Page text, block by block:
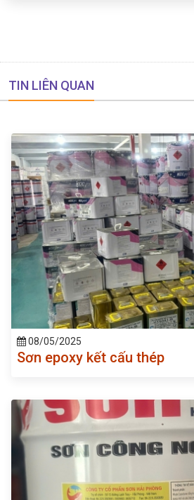
TIN LIÊN QUAN
08/05/2025
Sơn epoxy kết cấu thép